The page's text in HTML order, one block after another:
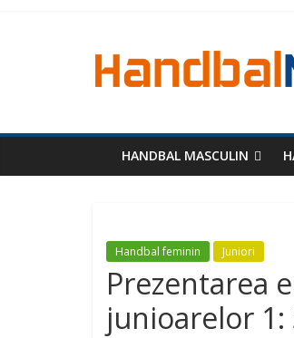
HANDBAL MASCULIN
Handbal feminin Juniori
Prezentarea
junioarelor 1: